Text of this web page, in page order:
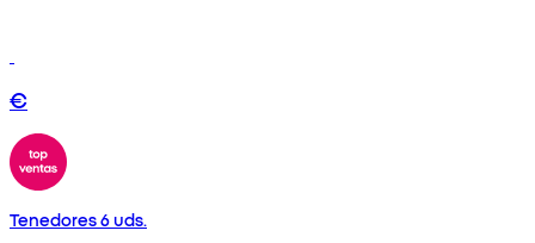
€
Tenedores 6 uds.